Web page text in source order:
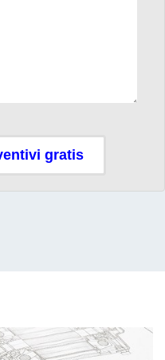
gratis